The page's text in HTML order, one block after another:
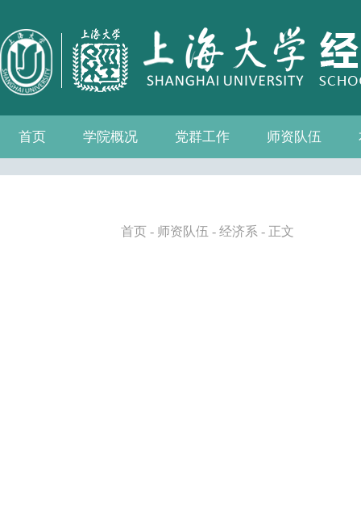
首页 学院概况
学院介绍 学院简介
发展历程
历任院长
现任领导
组织机构
学院愿景
党群工作
党务公开
党的建设
群众团体 工会
青联会
妇委会
退管会
学院制度
师资队伍
教师名录
人事专栏
招聘信息
博士后流动站
首页 - 师资队伍 - 经济系 - 正文